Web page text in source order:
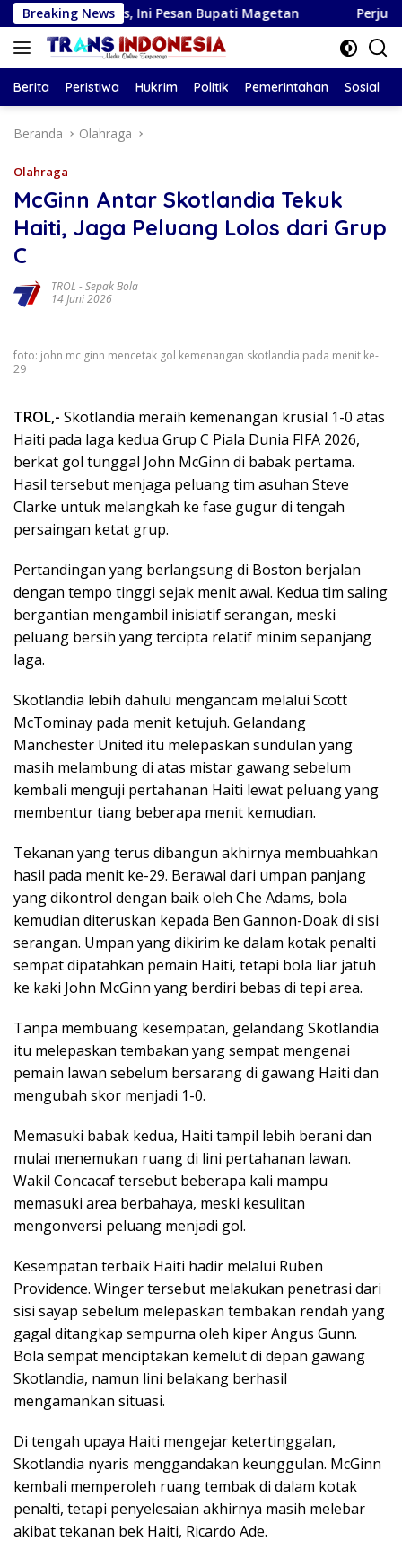
Langsung
ke
konten
Breaking News
Ini Pesan Bupati Magetan Perjuangan Wali Kota
Berita Peristiwa Hukrim Politik Pemerintahan Sosial
Beranda Olahraga
Olahraga
McGinn Antar Skotlandia Tekuk
Haiti, Jaga Peluang Lolos dari Grup
C
TROL -Sepak Bola
14 Juni 2026
foto: john mc ginn mencetak gol kemenangan skotlandia pada menit ke-
29
TROL,- Skotlandia meraih kemenangan krusial 1-0 atas
Haiti pada laga kedua Grup C Piala Dunia FIFA 2026,
berkat gol tunggal John McGinn di babak pertama.
Hasil tersebut menjaga peluang tim asuhan Steve
Clarke untuk melangkah ke fase gugur di tengah
persaingan ketat grup.
Pertandingan yang berlangsung di Boston berjalan
dengan tempo tinggi sejak menit awal. Kedua tim saling
bergantian mengambil inisiatif serangan, meski
peluang bersih yang tercipta relatif minim sepanjang
laga.
Skotlandia lebih dahulu mengancam melalui Scott
McTominay pada menit ketujuh. Gelandang
Manchester United itu melepaskan sundulan yang
masih melambung di atas mistar gawang sebelum
kembali menguji pertahanan Haiti lewat peluang yang
membentur tiang beberapa menit kemudian.
Tekanan yang terus dibangun akhirnya membuahkan
hasil pada menit ke-29. Berawal dari umpan panjang
yang dikontrol dengan baik oleh Che Adams, bola
kemudian diteruskan kepada Ben Gannon-Doak di sisi
serangan. Umpan yang dikirim ke dalam kotak penalti
sempat dipatahkan pemain Haiti, tetapi bola liar jatuh
ke kaki John McGinn yang berdiri bebas di tepi area.
Tanpa membuang kesempatan, gelandang Skotlandia
itu melepaskan tembakan yang sempat mengenai
pemain lawan sebelum bersarang di gawang Haiti dan
mengubah skor menjadi 1-0.
Memasuki babak kedua, Haiti tampil lebih berani dan
mulai menemukan ruang di lini pertahanan lawan.
Wakil Concacaf tersebut beberapa kali mampu
memasuki area berbahaya, meski kesulitan
mengonversi peluang menjadi gol.
Kesempatan terbaik Haiti hadir melalui Ruben
Providence. Winger tersebut melakukan penetrasi dari
sisi sayap sebelum melepaskan tembakan rendah yang
gagal ditangkap sempurna oleh kiper Angus Gunn.
Bola sempat menciptakan kemelut di depan gawang
Skotlandia, namun lini belakang berhasil
mengamankan situasi.
Di tengah upaya Haiti mengejar ketertinggalan,
Skotlandia nyaris menggandakan keunggulan. McGinn
kembali memperoleh ruang tembak di dalam kotak
penalti, tetapi penyelesaian akhirnya masih melebar
akibat tekanan bek Haiti, Ricardo Ade.